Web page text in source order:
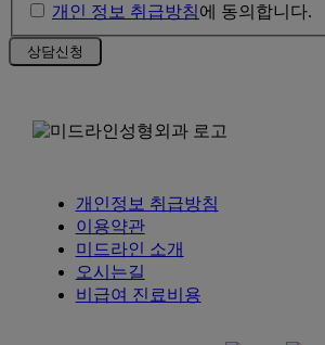
개인 정보 취급방침에 동의합니다.
개인정보 취급방침
이용약관
미드라인 소개
오시는길
비급여 진료비용